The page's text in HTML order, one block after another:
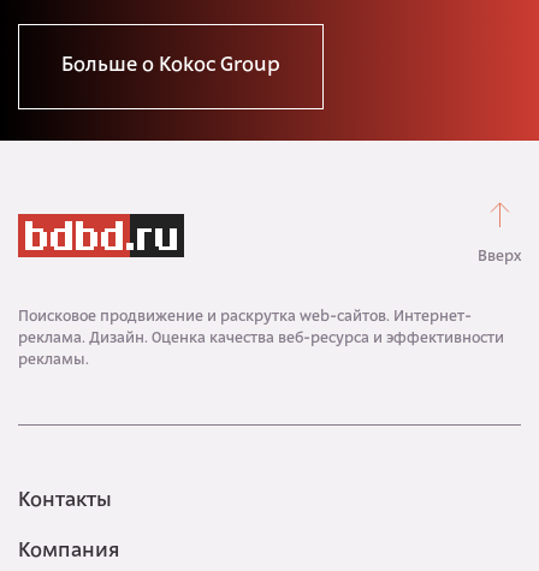
Больше о Kokoc Group
Поисковое продвижение и раскрутка web-сайтов. Интернет-
реклама. Дизайн. Оценка качества веб-ресурса и эффективности
рекламы.
Вверх
Контакты
Компания